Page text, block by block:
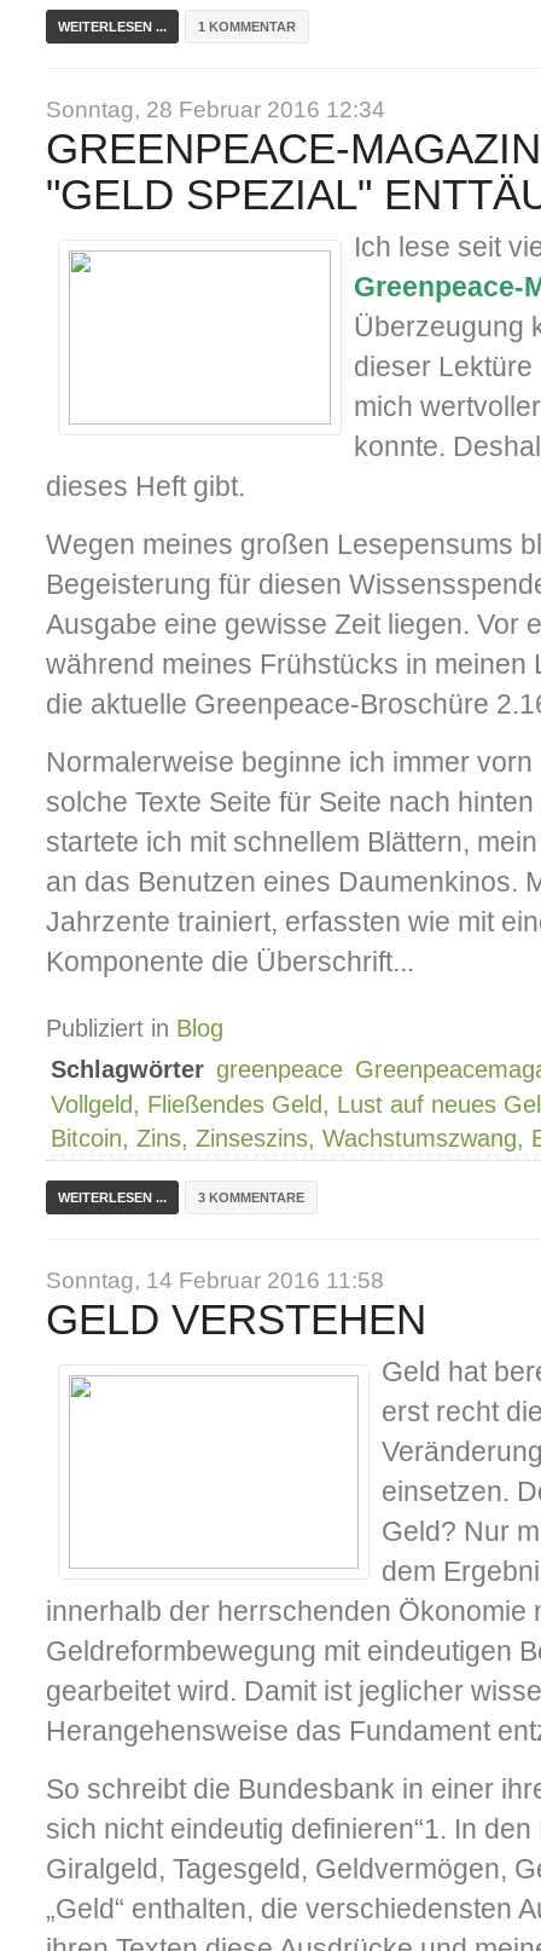
1 KOMMENTAR
WEITERLESEN ...
Sonntag, 28 Februar 2016 12:34
GREENPEACE-
"GELD SPEZIAL"
Ich lese seit
Greenpeace-
Überzeugung
dieser
mich
konnte.
dieses Heft gibt.
Wegen meines großen Lesepensums
Begeisterung für diesen
Ausgabe eine gewisse Zeit liegen. Vor
während meines Frühstücks in meinen
die aktuelle Greenpeace-Broschüre
Normalerweise beginne ich immer
solche Texte Seite für Seite nach
startete ich mit schnellem Blättern,
an das Benutzen eines Daumenkinos.
Jahrzente trainiert, erfassten wie mit
Komponente die Überschrift...
Publiziert in Blog
Schlagwörter greenpeace
Vollgeld, Fließendes Geld, Lust auf neues
Bitcoin, Zins, Zinseszins, Wachstumszwang,
3 KOMMENTARE
WEITERLESEN ...
Sonntag, 14 Februar 2016 11:58
GELD VERSTEHEN
Geld hat
erst recht
einsetzen.
Geld? Nur
dem
innerhalb der herrschenden Ökonomie
Geldreformbewegung mit eindeutigen
gearbeitet wird. Damit ist jeglicher
Herangehensweise das Fundament
So schreibt die Bundesbank in einer
sich nicht eindeutig definieren“1. In
Giralgeld, Tagesgeld, Geldvermögen,
„Geld“ enthalten, die verschiedensten